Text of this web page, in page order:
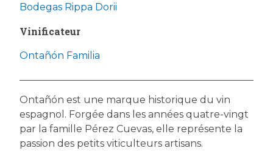
Bodegas Rippa Dorii
Vinificateur
Ontañón Familia
Ontañón est une marque historique du vin
espagnol. Forgée dans les années quatre-vingt
par la famille Pérez Cuevas, elle représente la
passion des petits viticulteurs artisans.